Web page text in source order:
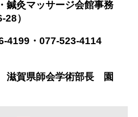
灸マッサージ会館事務
）
・077-523-4114
学術部長 園